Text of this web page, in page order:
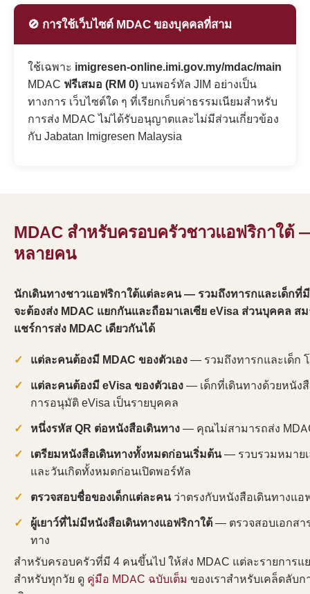
🚫 การใช้เว็บไซต์ MDAC ของบุคคลที่สาม
ใช้เฉพาะ imigresen-online.imi.gov.my/mdac/main
MDAC ฟรีเสมอ (RM 0)บนพอร์ทัล JIM อย่างเป็น
ทางการ เว็บไซต์ใด ๆ ที่เรียกเก็บค่าธรรมเนียมสำหรับ
การส่ง MDAC ไม่ได้รับอนุญาตและไม่มีส่วนเกี่ยวข้อง
กับ Jabatan Imigresen Malaysia
MDAC สำหรับครอบครัวชาวแอฟริกาใต้
หลายคน
นักเดินทางชาวแอฟริกาใต้แต่ละคน — รวมถึงทารกและเด็ก
จะต้องส่ง MDAC แยกกันและถือมาเลเซีย eVisa ส่วนบุคคล
แชร์การส่ง MDAC เดียวกันได้
แต่ละคนต้องมี MDAC ของตัวเอง— รวมถึงทารกและเด็ก
แต่ละคนต้องมี eVisa ของตัวเอง— เด็กที่เดินทางด้วยหนัง
การอนุมัติ eVisa เป็นรายบุคคล
หนึ่งรหัส QR ต่อหนังสือเดินทาง— คุณไม่สามารถส่ง
เตรียมหนังสือเดินทางทั้งหมดก่อนเริ่มต้น— รวบรวมหมาย
และวันเกิดทั้งหมดก่อนเปิดพอร์ทัล
ตรวจสอบชื่อของเด็กแต่ละคนว่าตรงกับหนังสือเดินทางแอ
ผู้เยาว์ที่ไม่มีหนังสือเดินทางแอฟริกาใต้— ตรวจสอบเอกสา
ทาง
สำหรับครอบครัวที่มี 4 คนขึ้นไป ให้ส่ง MDAC แต่ละรายการ
สำหรับทุกวัย ดู คู่มือ MDAC ฉบับเต็ม ของเราสำหรับเคล็ดลับ